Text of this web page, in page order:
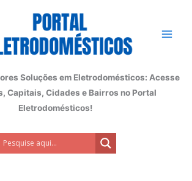
Soluções em Eletrodomésticos: Acesse
Capitais, Cidades e Bairros no Portal
Eletrodomésticos!